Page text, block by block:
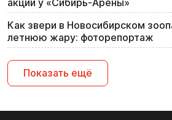
Как звери в Новосибирском
летнюю жару: фоторепортаж
Показать ещё